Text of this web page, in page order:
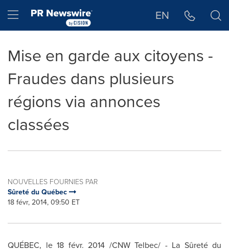
Hamburger menu EN
Mise en garde aux citoyens -
Fraudes dans plusieurs
régions via annonces
classées
NOUVELLES FOURNIES PAR
Sûreté du Québec
18 févr, 2014, 09:50 ET
QUÉBEC, le 18 févr. 2014 /CNW Telbec/ - La Sûreté du